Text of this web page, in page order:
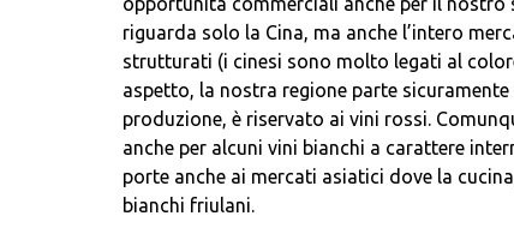
riguarda solo la Cina, ma anche l’intero
strutturati (i cinesi sono molto legati al
aspetto, la nostra regione parte
produzione, è riservato ai vini rossi.
anche per alcuni vini bianchi a carattere
porte anche ai mercati asiatici dove la
bianchi friulani.